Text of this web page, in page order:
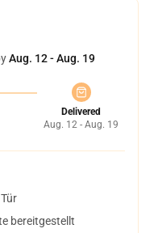
Aug. 12 - Aug. 19
Delivered
Aug. 12 - Aug. 19
bereitgestellt